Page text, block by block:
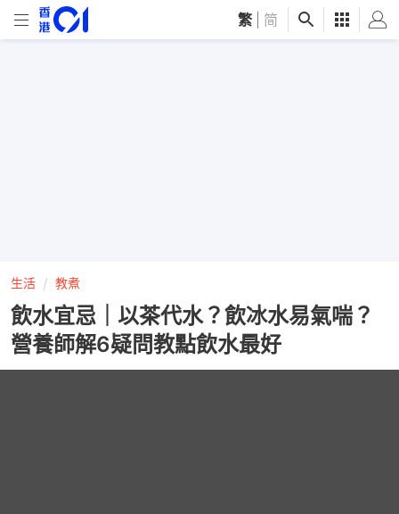
繁 简
生活 教煮
飲水宜忌｜以茶代水？飲冰水易氣喘？
營養師解6疑問教點飲水最好